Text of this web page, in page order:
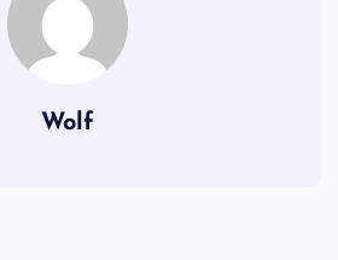
Wolf